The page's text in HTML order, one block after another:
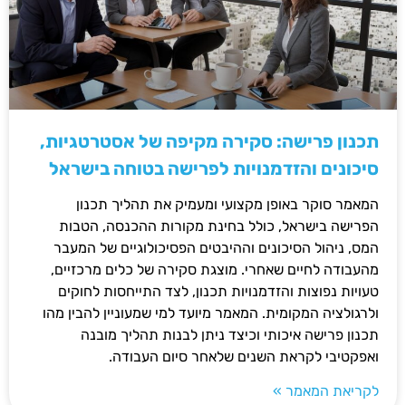
תכנון פרישה: סקירה מקיפה של אסטרטגיות,
סיכונים והזדמנויות לפרישה בטוחה בישראל
המאמר סוקר באופן מקצועי ומעמיק את תהליך תכנון
הפרישה בישראל, כולל בחינת מקורות ההכנסה, הטבות
המס, ניהול הסיכונים וההיבטים הפסיכולוגיים של המעבר
מהעבודה לחיים שאחרי. מוצגת סקירה של כלים מרכזיים,
טעויות נפוצות והזדמנויות תכנון, לצד התייחסות לחוקים
ולרגולציה המקומית. המאמר מיועד למי שמעוניין להבין מהו
תכנון פרישה איכותי וכיצד ניתן לבנות תהליך מובנה
ואפקטיבי לקראת השנים שלאחר סיום העבודה.
לקריאת המאמר »